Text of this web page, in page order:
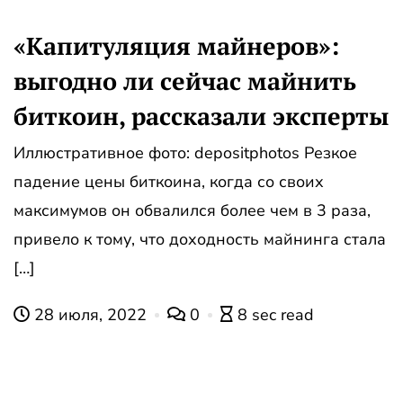
«Капитуляция майнеров»:
выгодно ли сейчас майнить
биткоин, рассказали эксперты
Иллюстративное фото: depositphotos Резкое
падение цены биткоина, когда со своих
максимумов он обвалился более чем в 3 раза,
привело к тому, что доходность майнинга стала
[…]
28 июля, 2022 0 8 sec read